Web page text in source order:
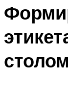
столом